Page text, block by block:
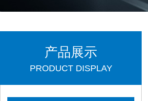
产品展示
PRODUCT DISPLAY